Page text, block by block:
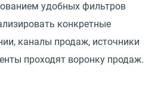
удобных фильтров
конкретные
каналы продаж, источники
проходят воронку продаж.